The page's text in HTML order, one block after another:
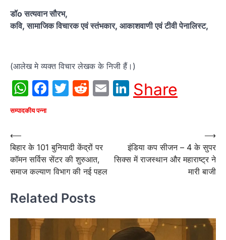
डॉo सत्यवान सौरभ,
कवि, सामाजिक विचारक एवं स्तंभकार, आकाशवाणी एवं टीवी पेनालिस्ट,
(आलेख मे व्यक्त विचार लेखक के निजी हैं।)
WhatsApp
Facebook
Twitter
Reddit
EmailLinkedIn
Share
सम्पादकीय पन्ना
Post
navigation
⟵
बिहार के 101 बुनियादी केंद्रों पर
कॉमन सर्विस सेंटर की शुरुआत,
समाज कल्याण विभाग की नई पहल
इंडिया कप सीजन – 4 के सुपर
सिक्स में राजस्थान और महाराष्ट्र ने
मारी बाजी
⟶
Related Posts